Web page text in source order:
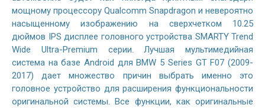
мощному процессору Qualcomm Snapdragon и невероятно
насыщенному изображению на сверхчетком 10.25
дюймов IPS дисплее головного устройства SMARTY Trend
Wide Ultra-Premium серии. Лучшая мультимедийная
система на базе Android для BMW 5 Series GT F07 (2009-
2017) дает множество причин выбрать именно это
головное устройство для расширения функциональности
оригинальной системы. Все функции, как оригинальные